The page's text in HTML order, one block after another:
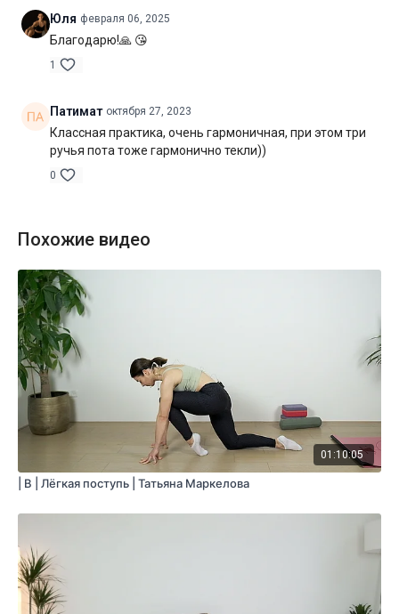
Юля февраля 06, 2025
Благодарю!🙏 😘
1
Патимат октября 27, 2023
Классная практика, очень гармоничная, при этом три
ручья пота тоже гармонично текли))
0
Похожие видео
01:10:05
| B | Лёгкая поступь | Татьяна Маркелова